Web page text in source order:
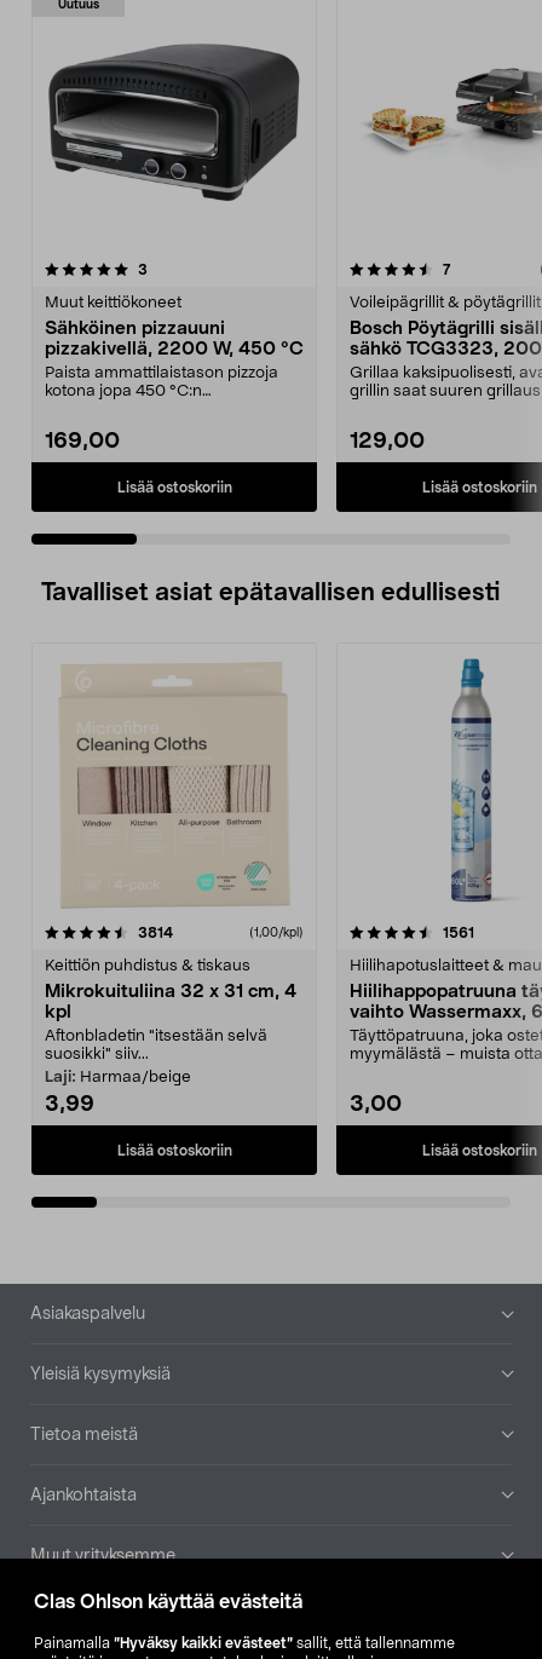
Clas Ohlson käyttää evästeitä
Painamalla ”Hyväksy kaikki evästeet” sallit, että tallennamme
Uutuus
3
Muut keittiökoneet
Sähköinen pizzauuni
pizzakivellä, 2200 W, 450 °C
Paista ammattilaistason pizzoja
kotona jopa 450 °C:n
169,00
Lisää ostoskoriin
4.5 viidestä
7arvostelut
Voileipägrillit & pöytägrillit
Bosch Pöytägrilli
sähkö TCG3323,
Grillaa kaksipuolisesti,
grillin saat suuren
129,00
Lisää ostoskoriin
4.0 viidestä
Tavalliset asiat epätavallisen edullisesti
3814arvostelut (1,00/kpl)
Keittiön puhdistus & tiskaus
Mikrokuituliina 32 x 31 cm, 4
kpl
Aftonbladetin "itsestään selvä
suosikki" siiv...
Laji: Harmaa/beige
3,99
Lisää ostoskoriin
4.5viidestä
1561
Hiilihapotuslaitteet &
Hiilihappopatruuna
vaihto Wassermaxx,
Täyttöpatruuna, joka
myymälästä – muista
3,00
Lisää ostoskoriin
4.5viidestä
Alatunniste
Asiakaspalvelu
Yleisiä kysymyksiä
Tietoa meistä
Ajankohtaista
Muut yrityksemme
Etsi myymälä